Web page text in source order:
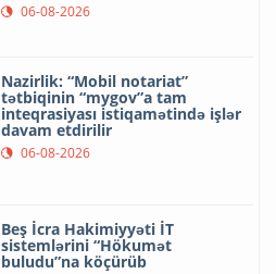
06-08-2026
Nazirlik: “Mobil notariat”
tətbiqinin “mygov”a tam
inteqrasiyası istiqamətində işlər
davam etdirilir
06-08-2026
Beş İcra Hakimiyyəti İT
sistemlərini “Hökumət
buludu”na köçürüb